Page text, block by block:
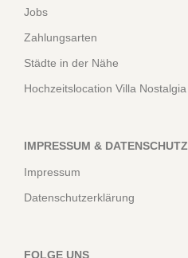
Jobs
Zahlungsarten
Städte in der Nähe
Hochzeitslocation Villa Nostalgia
IMPRESSUM & DATENSCHUTZ
Impressum
Datenschutzerklärung
FOLGE UNS